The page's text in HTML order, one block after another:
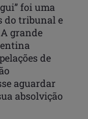
foi uma
do tribunal e
grande
de
aguardar
absolvição